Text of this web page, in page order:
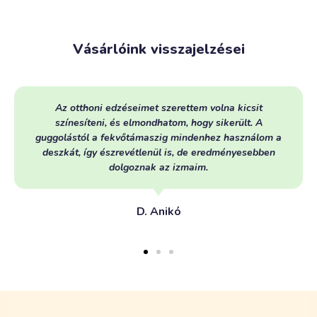
Vásárlóink visszajelzései
Az otthoni edzéseimet szerettem volna kicsit
színesíteni, és elmondhatom, hogy sikerült. A
guggolástól a fekvőtámaszig mindenhez használom a
deszkát, így észrevétlenül is, de eredményesebben
dolgoznak az izmaim.
D. Anikó